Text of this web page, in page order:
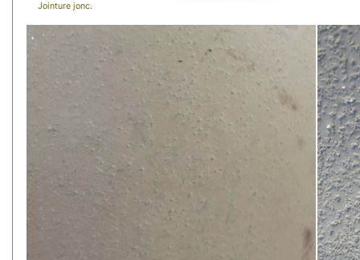
Jointure jonc.